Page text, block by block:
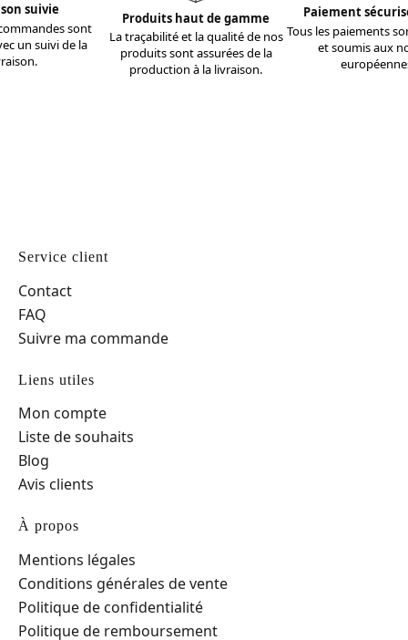
suivie
sont
suivi de la
Produits haut de gamme
La traçabilité et la qualité de nos
produits sont assurées de la
production à la livraison.
Paiement sécurisé
Tous les paiements sont
et soumis aux
européennes.
Service client
Contact
FAQ
Suivre ma commande
Liens utiles
Mon compte
Liste de souhaits
Blog
Avis clients
À propos
Mentions légales
Conditions générales de vente
Politique de confidentialité
Politique de remboursement